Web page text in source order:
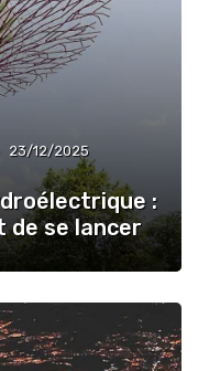
23/12/2025
:
de se lancer